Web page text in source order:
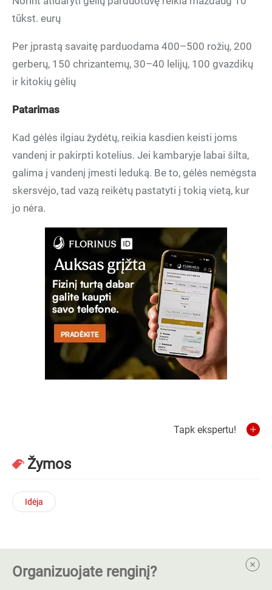
tūkst. eurų
Per įprastą savaitę parduodama 400–500 rožių, 200
gerberų, 150 chrizantemų, 30–40 lelijų, 100 gvazdikų
ir kitokių gėlių
Patarimas
Kad gėlės ilgiau žydėtų, reikia kasdien keisti joms
vandenį ir pakirpti kotelius. Jei kambaryje labai šilta,
galima į vandenį įmesti leduką. Be to, gėlės nemėgsta
skersvėjo, tad vazą reikėtų pastatyti į tokią vietą, kur
jo nėra.
Tapk ekspertu!
Žymos
Idėja
Organizuojate renginį?